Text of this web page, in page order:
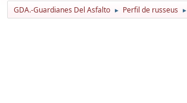
GDA.-Guardianes Del Asfalto ► Perfil de russeus ►